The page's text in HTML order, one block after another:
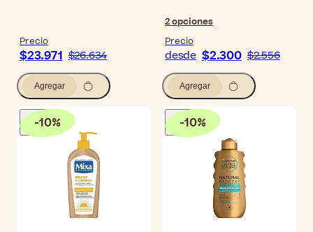
Precio
$23.971 $26.634
Agregar
2opciones
Precio
desde $2.300 $2.556
Agregar
-10% -10%